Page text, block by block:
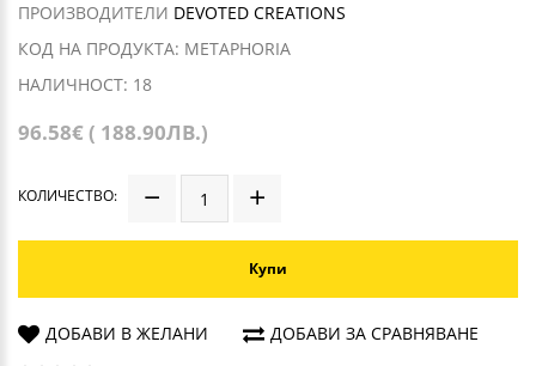
ПРОИЗВОДИТЕЛИ DEVOTED CREATIONS
КОД НА ПРОДУКТА: METAPHORIA
НАЛИЧНОСТ: 18
96.58€ ( 188.90ЛВ.)
КОЛИЧЕСТВО:
Купи
ДОБАВИ В ЖЕЛАНИ ДОБАВИ ЗА СРАВНЯВАНЕ